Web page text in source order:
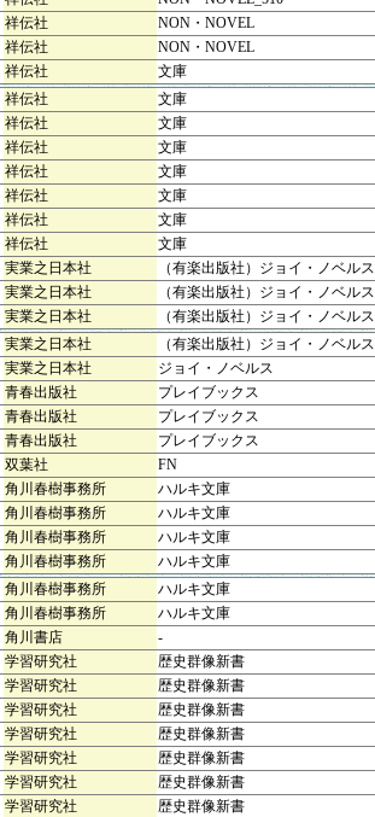
祥伝社 NON・NOVEL
祥伝社 NON・NOVEL
祥伝社 文庫
祥伝社 文庫
祥伝社 文庫
祥伝社 文庫
祥伝社 文庫
祥伝社 文庫
祥伝社 文庫
祥伝社 文庫
実業之日本社 （有楽出版社）ジョイ・ノベルス
実業之日本社 （有楽出版社）ジョイ・ノベルス
実業之日本社 （有楽出版社）ジョイ・ノベルス
実業之日本社 （有楽出版社）ジョイ・ノベルス
実業之日本社 ジョイ・ノベルス
青春出版社 プレイブックス
青春出版社 プレイブックス
青春出版社 プレイブックス
双葉社 FN
角川春樹事務所 ハルキ文庫
角川春樹事務所 ハルキ文庫
角川春樹事務所 ハルキ文庫
角川春樹事務所 ハルキ文庫
角川春樹事務所 ハルキ文庫
角川春樹事務所 ハルキ文庫
角川書店 -
学習研究社 歴史群像新書
学習研究社 歴史群像新書
学習研究社 歴史群像新書
学習研究社 歴史群像新書
学習研究社 歴史群像新書
学習研究社 歴史群像新書
学習研究社 歴史群像新書